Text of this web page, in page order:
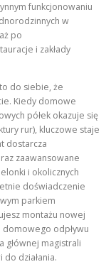
funkcjonowaniu
w
po
i zakłady
do siebie, że
Kiedy domowe
półek okazuje się
rur), kluczowe staje
dostarcza
zaawansowane
i okolicznych
doświadczenie
parkiem
montażu nowej
odpływu
głównej magistrali
działania.